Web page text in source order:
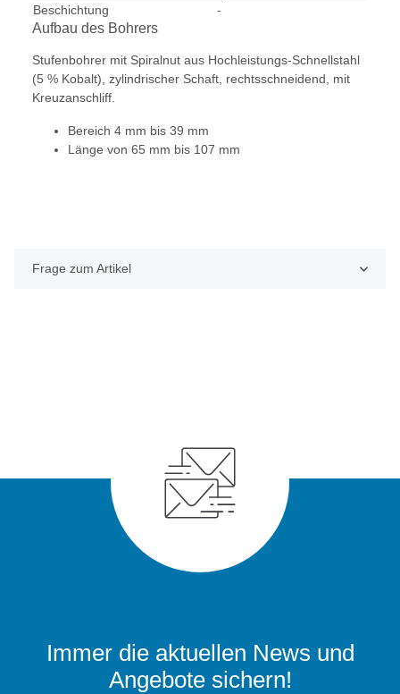
Beschichtung
-
Aufbau des Bohrers
Stufenbohrer mit Spiralnut aus Hochleistungs-Schnellstahl
(5 % Kobalt), zylindrischer Schaft, rechtsschneidend, mit
Kreuzanschliff.
Bereich 4 mm bis 39 mm
Länge von 65 mm bis 107 mm
Frage zum Artikel
Immer die aktuellen News und
Angebote sichern!